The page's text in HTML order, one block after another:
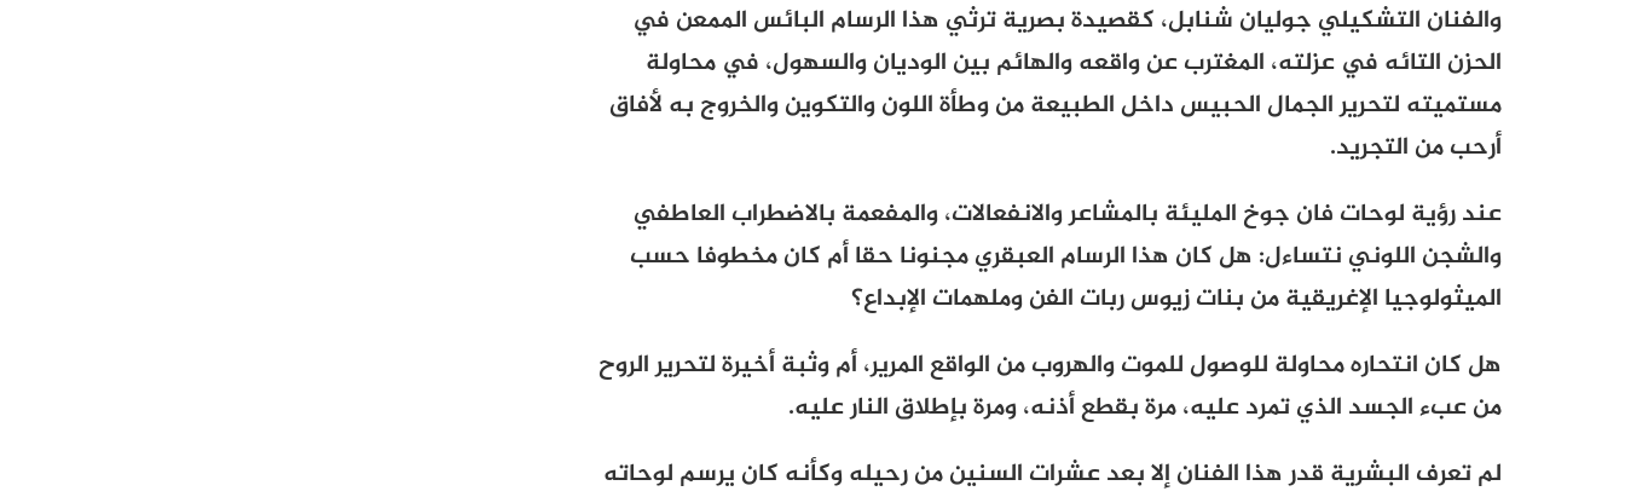
والفنان التشكيلي جوليان شنابل، كقصيدة بصرية ترثي هذا الرسام البائس الممعن في
الحزن التائه في عزلته، المغترب عن واقعه والهائم بين الوديان والسهول، في محاولة
مستميته لتحرير الجمال الحبيس داخل الطبيعة من وطأة اللون والتكوين والخروج به لأفاق
أرحب من التجريد.
عند رؤية لوحات فان جوخ المليئة بالمشاعر والانفعالات، والمفعمة بالاضطراب العاطفي
والشجن اللوني نتساءل: هل كان هذا الرسام العبقري مجنونا حقا أم كان مخطوفا حسب
الميثولوجيا الإغريقية من بنات زيوس ربات الفن وملهمات الإبداع؟
هل كان انتحاره محاولة للوصول للموت والهروب من الواقع المرير، أم وثبة أخيرة لتحرير الروح
من عبء الجسد الذي تمرد عليه، مرة بقطع أذنه، ومرة بإطلاق النار عليه.
لم تعرف البشرية قدر هذا الفنان إلا بعد عشرات السنين من رحيله وكأنه كان يرسم لوحاته